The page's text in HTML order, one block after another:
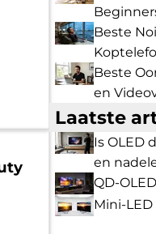
Beste
Beste
en
Laatste
Is OLED
en
QD-
Mini-LED